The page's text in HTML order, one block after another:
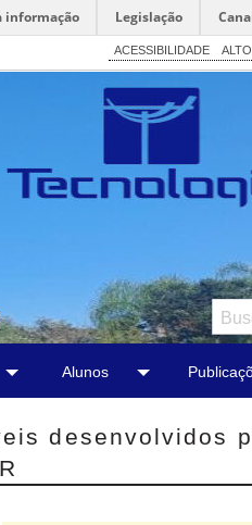
informação Legislação
ACESSIBILIDADE
Alunos
desenvolvidos